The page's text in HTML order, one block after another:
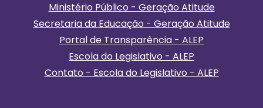
Ministério Público - Geração Atitude
Secretaria da Educação - Geração Atitude
Portal de Transparência - ALEP
Escola do Legislativo - ALEP
Contato - Escola do Legislativo - ALEP